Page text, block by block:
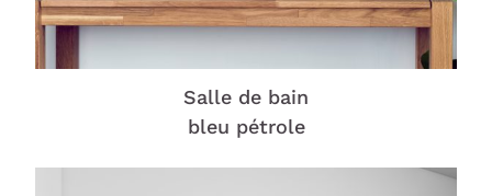
Salle de bain
bleu pétrole